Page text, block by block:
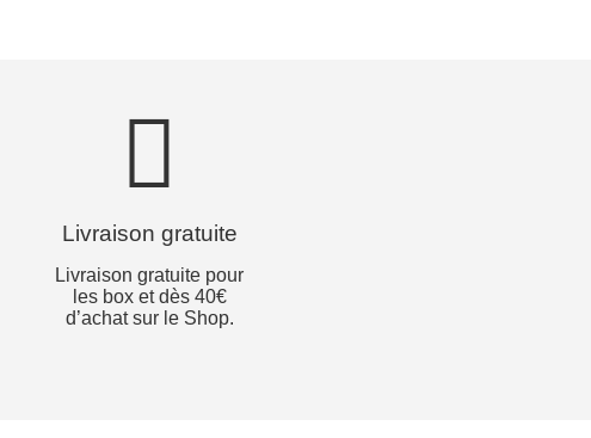
Livraison gratuite
Livraison gratuite pour
les box et dès 40€
d’achat sur le Shop.